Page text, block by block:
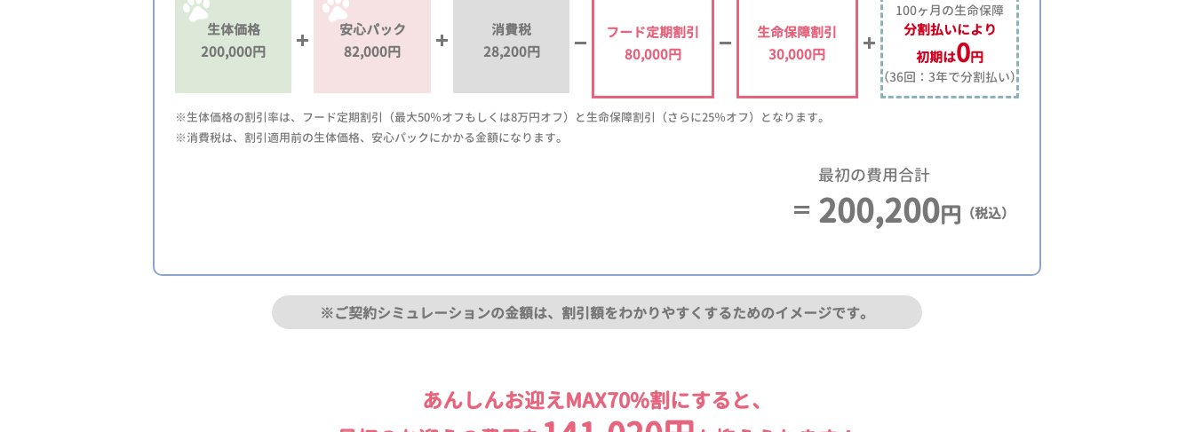
生体価格
200,000円
安心パック
82,000円
消費税
28,200円
フード定期割引
80,000円
生命保障割引
30,000円
100ヶ月の生命保障
分割払いにより
初期は0円
（36回：3年で分割払い）
※生体価格の割引率は、フード定期割引（最大50％オフもしくは8万円オフ）と生命保障割引（さらに25％オフ）となります。
※消費税は、割引適用前の生体価格、安心パックにかかる金額になります。
最初の費用合計
200,200円 （税込）
※ご契約シミュレーションの金額は、割引額をわかりやすくするためのイメージです。
あんしんお迎えMAX70%割にすると、